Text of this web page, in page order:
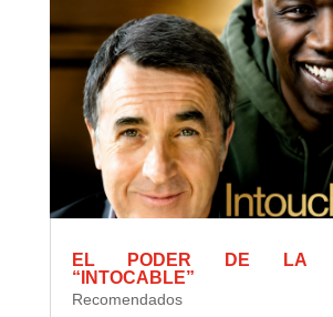
EL PODER DE LA
“INTOCABLE”
Recomendados